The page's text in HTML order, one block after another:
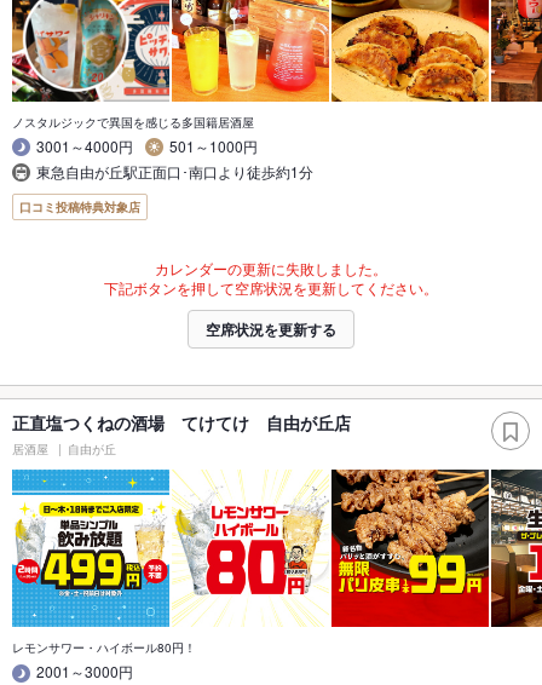
ノスタルジックで異国を感じる多国籍居酒屋
3001～4000円
501～1000円
東急自由が丘駅正面口･南口より徒歩約1分
口コミ投稿特典対象店
カレンダーの更新に失敗しました。
下記ボタンを押して空席状況を更新してください。
空席状況を更新する
正直塩つくねの酒場 てけてけ 自由が丘店
居酒屋 自由が丘
レモンサワー・ハイボール80円！
2001～3000円